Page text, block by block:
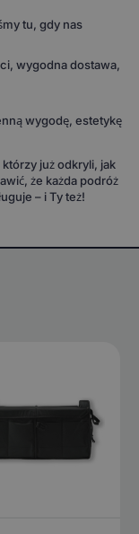
tu, gdy nas
wygodna dostawa,
wygodę, estetykę
już odkryli, jak
że każda podróż
– i Ty też!